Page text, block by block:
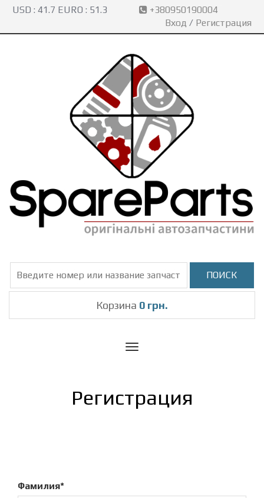
USD : 41.7 EURO : 51.3
+380950190004
Вход / Регистрация
Корзина 0 грн.
Toggle
Регистрация
Фамилия*